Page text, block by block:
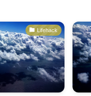
Lifehack